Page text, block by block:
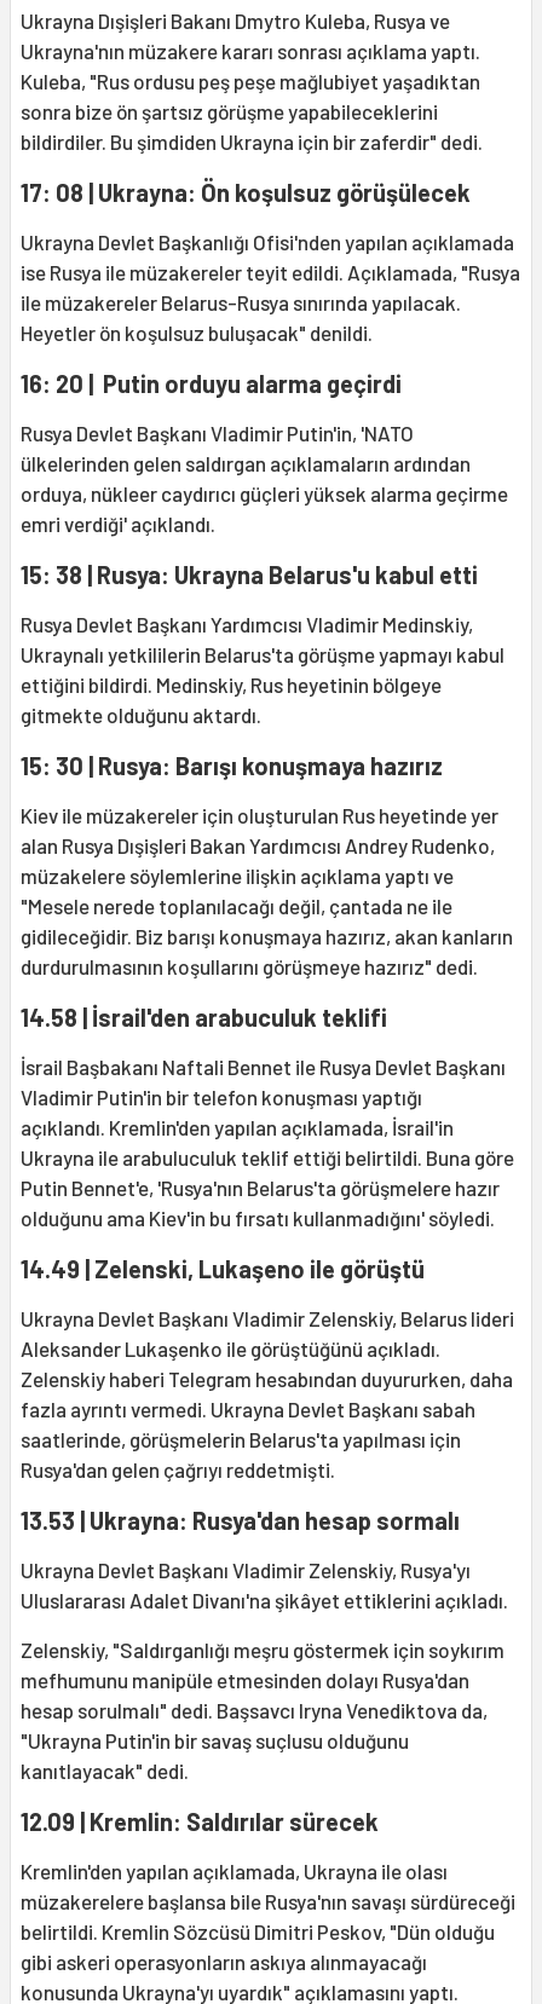
Ukrayna Dışişleri Bakanı Dmytro Kuleba, Rusya ve
Ukrayna'nın müzakere kararı sonrası açıklama yaptı.
Kuleba, "Rus ordusu peş peşe mağlubiyet yaşadıktan
sonra bize ön şartsız görüşme yapabileceklerini
bildirdiler. Bu şimdiden Ukrayna için bir zaferdir" dedi.
17: 08 | Ukrayna: Ön koşulsuz görüşülecek
Ukrayna Devlet Başkanlığı Ofisi'nden yapılan açıklamada
ise Rusya ile müzakereler teyit edildi. Açıklamada, "Rusya
ile müzakereler Belarus-Rusya sınırında yapılacak.
Heyetler ön koşulsuz buluşacak" denildi.
16: 20 | Putin orduyu alarma geçirdi
Rusya Devlet Başkanı Vladimir Putin'in, 'NATO
ülkelerinden gelen saldırgan açıklamaların ardından
orduya, nükleer caydırıcı güçleri yüksek alarma geçirme
emri verdiği' açıklandı.
15: 38 | Rusya: Ukrayna Belarus'u kabul etti
Rusya Devlet Başkanı Yardımcısı Vladimir Medinskiy,
Ukraynalı yetkililerin Belarus'ta görüşme yapmayı kabul
ettiğini bildirdi. Medinskiy, Rus heyetinin bölgeye
gitmekte olduğunu aktardı.
15: 30 | Rusya: Barışı konuşmaya hazırız
Kiev ile müzakereler için oluşturulan Rus heyetinde yer
alan Rusya Dışişleri Bakan Yardımcısı Andrey Rudenko,
müzakelere söylemlerine ilişkin açıklama yaptı ve
"Mesele nerede toplanılacağı değil, çantada ne ile
gidileceğidir. Biz barışı konuşmaya hazırız, akan kanların
durdurulmasının koşullarını görüşmeye hazırız" dedi.
14.58 | İsrail'den arabuculuk teklifi
İsrail Başbakanı Naftali Bennet ile Rusya Devlet Başkanı
Vladimir Putin'in bir telefon konuşması yaptığı
açıklandı. Kremlin'den yapılan açıklamada, İsrail'in
Ukrayna ile arabuluculuk teklif ettiği belirtildi. Buna göre
Putin Bennet'e, 'Rusya'nın Belarus'ta görüşmelere hazır
olduğunu ama Kiev'in bu fırsatı kullanmadığını' söyledi.
14.49 | Zelenski, Lukaşeno ile görüştü
Ukrayna Devlet Başkanı Vladimir Zelenskiy, Belarus lideri
Aleksander Lukaşenko ile görüştüğünü açıkladı.
Zelenskiy haberi Telegram hesabından duyururken, daha
fazla ayrıntı vermedi. Ukrayna Devlet Başkanı sabah
saatlerinde, görüşmelerin Belarus'ta yapılması için
Rusya'dan gelen çağrıyı reddetmişti.
13.53 | Ukrayna: Rusya'dan hesap sormalı
Ukrayna Devlet Başkanı Vladimir Zelenskiy, Rusya'yı
Uluslararası Adalet Divanı'na şikâyet ettiklerini açıkladı.
Zelenskiy, "Saldırganlığı meşru göstermek için soykırım
mefhumunu manipüle etmesinden dolayı Rusya'dan
hesap sorulmalı" dedi. Başsavcı Iryna Venediktova da,
"Ukrayna Putin'in bir savaş suçlusu olduğunu
kanıtlayacak" dedi.
12.09 | Kremlin: Saldırılar sürecek
Kremlin'den yapılan açıklamada, Ukrayna ile olası
müzakerelere başlansa bile Rusya'nın savaşı sürdüreceği
belirtildi. Kremlin Sözcüsü Dimitri Peskov, "Dün olduğu
gibi askeri operasyonların askıya alınmayacağı
konusunda Ukrayna'yı uyardık" açıklamasını yaptı.